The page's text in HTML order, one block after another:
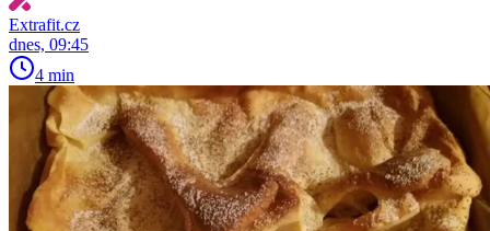
Extrafit.cz
dnes, 09:45
4 min